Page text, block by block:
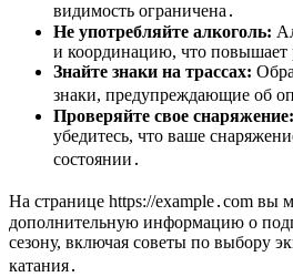
видимость ограничена․
Не употребляйте алкоголь:
и координацию, что повышает
Знайте знаки на трассах:
знаки, предупреждающие об
Проверяйте свое снаряжение:
убедитесь, что ваше
состоянии․
На странице https://example․com вы
дополнительную информацию о
сезону, включая советы по выбору
катания․